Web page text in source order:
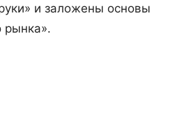
и заложены основы
рынка».